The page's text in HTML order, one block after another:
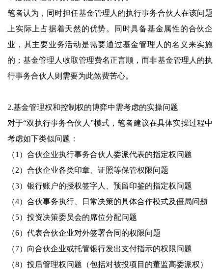
笔者认为，同时担任基金管理人的执行事务合伙人在该问题
上实际上占据着天然的优势。同时具备基金属性的合伙企
业，其主要业务活动是需要通过基金管理人的名义来实施
的；基金管理人收取管理费名正言顺，而非基金管理人的执
行事务合伙人则需要为此煞费苦心。
2.基金管理权和控制权的博弈中需考虑的实操问题
对于“双执行事务合伙人”模式，笔者建议在具体实操过程中
考虑如下类似问题：
（1）合伙企业执行事务合伙人委派代表的指定权问题
（2）合伙企业各类印章、证照等保管权限问题
（3）银行账户的授权签字人、预留印鉴的指定权问题
（4）合伙事务执行、日常决策的具体合作模式及僵局问题
（5）投资决策委员会的席位分配问题
（6）代表合伙企业对外签署合同的权限问题
（7）向合伙企业或托管银行发出支付指示的权限问题
（8）投后管理权问题（包括对被投项目的董监高委派权）